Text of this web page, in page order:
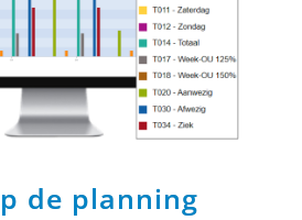
de planning